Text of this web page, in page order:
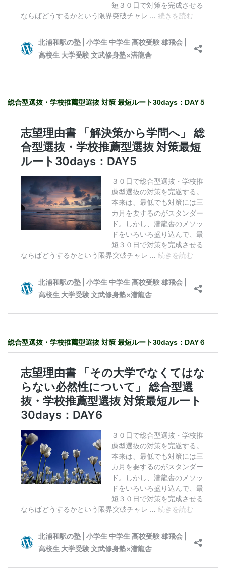
総合型選抜・学校推薦型選抜 対策 最短ルート30days：DAY５
総合型選抜・学校推薦型選抜 対策 最短ルート30days：DAY６